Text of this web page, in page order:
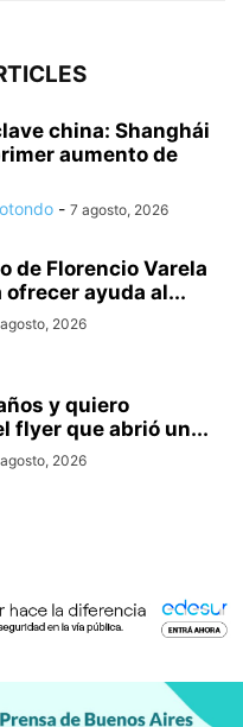
china: Shanghái
aumento de
- 7 agosto, 2026
de Florencio Varela
ofrecer ayuda al...
2026
y quiero
flyer que abrió un...
2026